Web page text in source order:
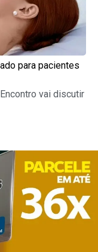
para pacientes
vai discutir